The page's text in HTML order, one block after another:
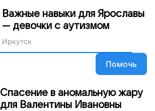
Важные навыки для Ярославы
— девочки с аутизмом
Иркутск
Помочь
Спасение в аномальную жару
для Валентины Ивановны